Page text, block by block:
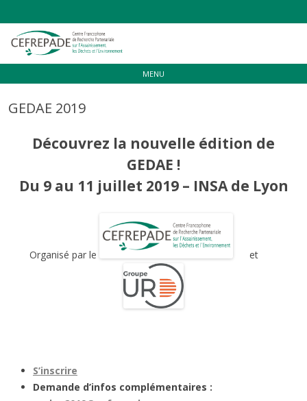
MENU
contenu
GEDAE 2019
Découvrez la nouvelle édition de
GEDAE !
Du 9 au 11 juillet 2019 – INSA de Lyon
Organisé par le et
S’inscrire
Demande d’infos complémentaires :